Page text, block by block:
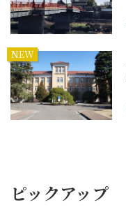
NEW
ピックアップ